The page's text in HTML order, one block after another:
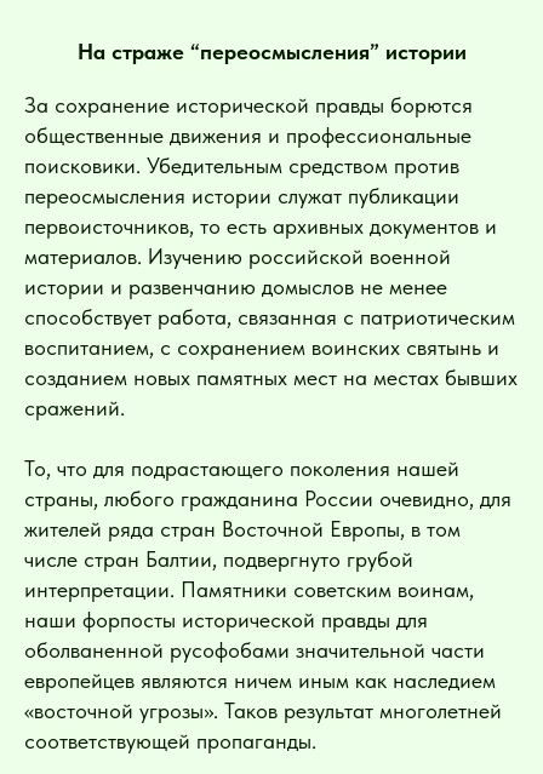
На страже “переосмысления” истории
За сохранение исторической правды борются
общественные движения и профессиональные
поисковики. Убедительным средством против
переосмысления истории служат публикации
первоисточников, то есть архивных документов и
материалов. Изучению российской военной
истории и развенчанию домыслов не менее
способствует работа, связанная с патриотическим
воспитанием, с сохранением воинских святынь и
созданием новых памятных мест на местах бывших
сражений.
То, что для подрастающего поколения нашей
страны, любого гражданина России очевидно, для
жителей ряда стран Восточной Европы, в том
числе стран Балтии, подвергнуто грубой
интерпретации. Памятники советским воинам,
наши форпосты исторической правды для
оболваненной русофобами значительной части
европейцев являются ничем иным как наследием
«восточной угрозы». Таков результат многолетней
соответствующей пропаганды.